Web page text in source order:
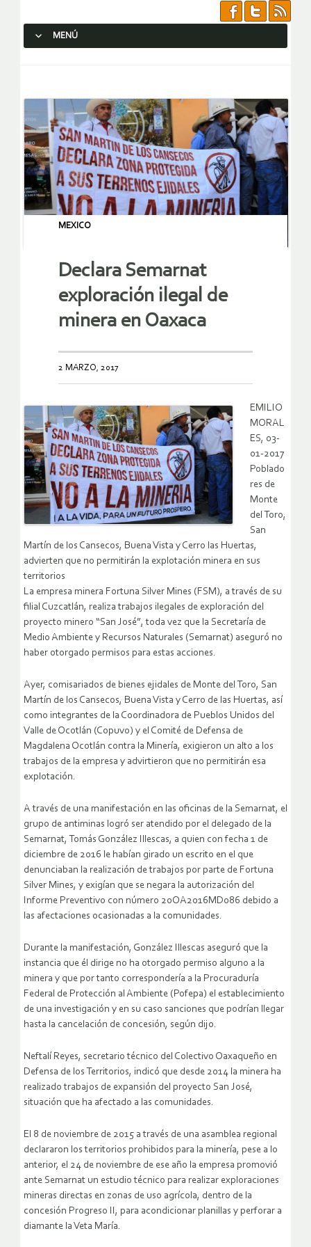
MENÚ
MEXICO
Declara Semarnat
exploración ilegal de
minera en Oaxaca
2 MARZO, 2017
EMILIO
MORAL
ES, 03-
01-2017
Poblado
res de
Monte
del Toro,
San
Martín de los Cansecos, Buena Vista y Cerro las Huertas,
advierten que no permitirán la explotación minera en sus
territorios
La empresa minera Fortuna Silver Mines (FSM), a través de su
filial Cuzcatlán, realiza trabajos ilegales de exploración del
proyecto minero “San José”, toda vez que la Secretaría de
Medio Ambiente y Recursos Naturales (Semarnat) aseguró no
haber otorgado permisos para estas acciones.
Ayer, comisariados de bienes ejidales de Monte del Toro, San
Martín de los Cansecos, Buena Vista y Cerro de las Huertas, así
como integrantes de la Coordinadora de Pueblos Unidos del
Valle de Ocotlán (Copuvo) y el Comité de Defensa de
Magdalena Ocotlán contra la Minería, exigieron un alto a los
trabajos de la empresa y advirtieron que no permitirán esa
explotación.
A través de una manifestación en las oficinas de la Semarnat, el
grupo de antiminas logró ser atendido por el delegado de la
Semarnat, Tomás González Illescas, a quien con fecha 1 de
diciembre de 2016 le habían girado un escrito en el que
denunciaban la realización de trabajos por parte de Fortuna
Silver Mines, y exigían que se negara la autorización del
Informe Preventivo con número 20OA2016MD086 debido a
las afectaciones ocasionadas a la comunidades.
Durante la manifestación, González Illescas aseguró que la
instancia que él dirige no ha otorgado permiso alguno a la
minera y que por tanto correspondería a la Procuraduría
Federal de Protección al Ambiente (Pofepa) el establecimiento
de una investigación y en su caso sanciones que podrían llegar
hasta la cancelación de concesión, según dijo.
Neftalí Reyes, secretario técnico del Colectivo Oaxaqueño en
Defensa de los Territorios, indicó que desde 2014 la minera ha
realizado trabajos de expansión del proyecto San José,
situación que ha afectado a las comunidades.
El 8 de noviembre de 2015 a través de una asamblea regional
declararon los territorios prohibidos para la minería, pese a lo
anterior, el 24 de noviembre de ese año la empresa promovió
ante Semarnat un estudio técnico para realizar exploraciones
mineras directas en zonas de uso agrícola, dentro de la
concesión Progreso II, para acondicionar planillas y perforar a
diamante la Veta María.